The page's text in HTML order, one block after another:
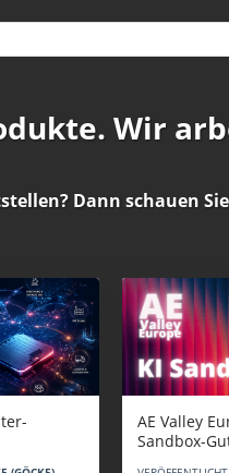
Wir
Dann schauen
AE Valley
Sandbox-